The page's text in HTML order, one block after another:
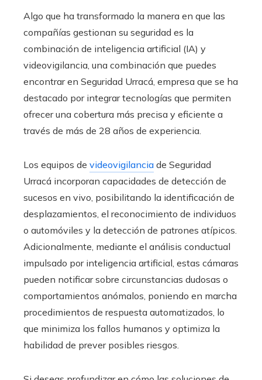
Algo que ha transformado la manera en que las
compañías gestionan su seguridad es la
combinación de inteligencia artificial (IA) y
videovigilancia, una combinación que puedes
encontrar en Seguridad Urracá, empresa que se ha
destacado por integrar tecnologías que permiten
ofrecer una cobertura más precisa y eficiente a
través de más de 28 años de experiencia.
Los equipos de videovigilancia de Seguridad
Urracá incorporan capacidades de detección de
sucesos en vivo, posibilitando la identificación de
desplazamientos, el reconocimiento de individuos
o automóviles y la detección de patrones atípicos.
Adicionalmente, mediante el análisis conductual
impulsado por inteligencia artificial, estas cámaras
pueden notificar sobre circunstancias dudosas o
comportamientos anómalos, poniendo en marcha
procedimientos de respuesta automatizados, lo
que minimiza los fallos humanos y optimiza la
habilidad de prever posibles riesgos.